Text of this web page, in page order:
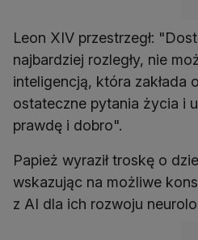
Leon XIV przestrzegł:
najbardziej rozległy, nie
inteligencją, która zakłada
ostateczne pytania życia i
prawdę i dobro".
Papież wyraził troskę o
wskazując na możliwe
z AI dla ich rozwoju